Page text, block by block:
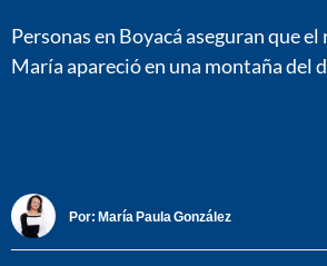
Personas en Boyacá aseguran que
María apareció en una montaña del
Por: María Paula González